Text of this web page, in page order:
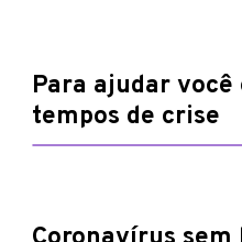
Para ajudar
tempos de crise